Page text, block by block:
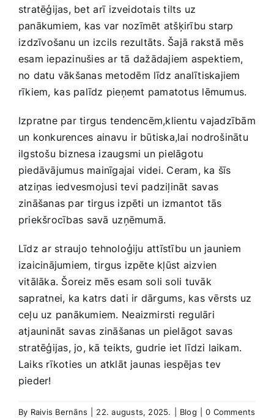
stratēģijas, bet ⁢arī⁤ izveidotais tilts uz
panākumiem, ​kas‍ var nozīmēt ⁣atšķirību starp
⁣izdzīvošanu un izcils rezultāts. Šajā rakstā ​mēs
esam iepazinušies ar tā⁣ dažādajiem aspektiem,
no datu‌ vākšanas metodēm līdz analītiskajiem
rīkiem,⁢ kas palīdz pieņemt ⁣pamatotus lēmumus.
Izpratne par tirgus⁢ tendencēm,klientu vajadzībām
‍un‍ konkurences⁤ ainavu ir būtiska,lai nodrošinātu
ilgstošu biznesa ⁢izaugsmi un ‍pielāgotu
piedāvājumus mainīgajai‍ videi. Ceram, ka​ šīs
atziņas iedvesmojusi tevi padziļināt ‌savas
zināšanas‌ par⁢ tirgus izpēti un izmantot tās
priekšrocības ⁤savā ⁤uzņēmumā.
Līdz⁢ ar straujo ‌tehnoloģiju attīstību un jauniem
izaicinājumiem, tirgus izpēte kļūst aizvien
vitālāka. Šoreiz mēs ‍esam soli soli tuvāk
sapratnei, ka ​katrs‍ dati⁢ ir dārgums, kas vērsts ‌uz
ceļu ‍uz panākumiem.⁤ Neaizmirsti regulāri
atjaunināt⁣ savas ⁤zināšanas un pielāgot savas
stratēģijas, jo, kā ⁤teikts, ⁢gudrie⁣ iet līdzi laikam.
Laiks ‍rīkoties un ⁢atklāt jaunas​ iespējas ⁢tev
pieder!
By Raivis Bernāns 22. augusts, 2025. Blog 0 Comments